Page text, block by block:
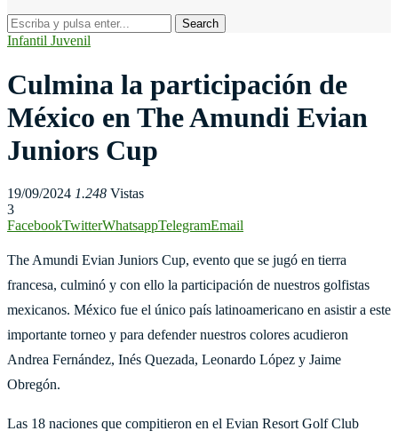
Infantil Juvenil
Culmina la participación de
México en The Amundi Evian
Juniors Cup
19/09/2024 1.248 Vistas
3
FacebookTwitterWhatsappTelegramEmail
The Amundi Evian Juniors Cup, evento que se jugó en tierra
francesa, culminó y con ello la participación de nuestros golfistas
mexicanos. México fue el único país latinoamericano en asistir a este
importante torneo y para defender nuestros colores acudieron
Andrea Fernández, Inés Quezada, Leonardo López y Jaime
Obregón.
Las 18 naciones que compitieron en el Evian Resort Golf Club